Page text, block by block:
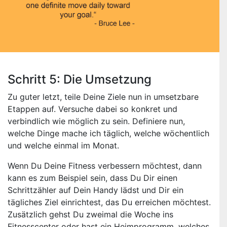
Schritt 5: Die Umsetzung
Zu guter letzt, teile Deine Ziele nun in umsetzbare
Etappen auf. Versuche dabei so konkret und
verbindlich wie möglich zu sein. Definiere nun,
welche Dinge mache ich täglich, welche wöchentlich
und welche einmal im Monat.
Wenn Du Deine Fitness verbessern möchtest, dann
kann es zum Beispiel sein, dass Du Dir einen
Schrittzähler auf Dein Handy lädst und Dir ein
tägliches Ziel einrichtest, das Du erreichen möchtest.
Zusätzlich gehst Du zweimal die Woche ins